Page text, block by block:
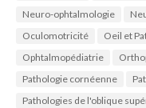
Neuro-ophtalmologie
Oculomotricité
Oeil et
Ophtalmopédiatrie
Pathologie cornéenne
Pathologies de l'oblique